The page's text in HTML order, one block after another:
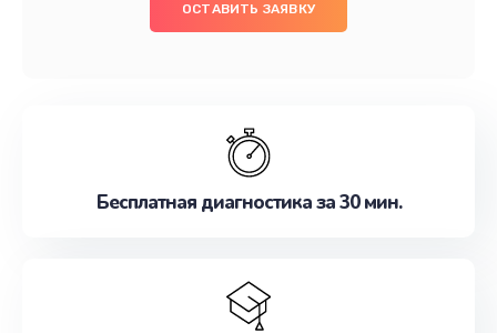
ОСТАВИТЬ ЗАЯВКУ
Бесплатная диагностика за 30 мин.